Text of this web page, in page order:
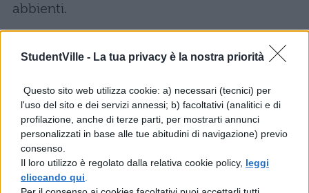
StudentVille - La tua privacy è la nostra priorità
Questo sito web utilizza cookie: a) necessari (tecnici) per
l'uso del sito e dei servizi annessi; b) facoltativi (analitici e di
profilazione, anche di terze parti, per mostrarti annunci
personalizzati in base alle tue abitudini di navigazione) previo
consenso.
Il loro utilizzo è regolato dalla relativa cookie policy, leggi
cliccando qui
abbienti.
VISTA?Non solo. Nel comunicato in
questione c’è di più: si parla infatti dei
cambiamenti che l’Anief ha richiesto di
apportare all’Esame di Maturità (e che a
questo punto non sappiamo se potrebbero
riguardare anche la Maturità 2016). Ecco